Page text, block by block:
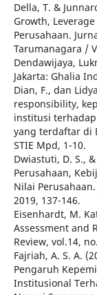
Della, T. &
Growth,
Perusahaan.
Tarumanagara /
Dendawijaya,
Jakarta: Ghalia
Dian, F., dan
responsibility,
institusi
yang terdaftar di
STIE Mpd, 1-10.
Dwiastuti, D. S.,
Perusahaan,
Nilai Perusahaan.
2019, 137-146.
Eisenhardt, M.
Assessment and
Review, vol.14,
Fajriah, A. S. A.
Pengaruh
Institusional